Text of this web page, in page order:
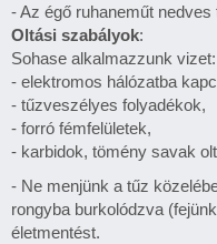
- Az égő ruhaneműt
Oltási szabályok:
Sohase alkalmazzunk vizet:
- elektromos hálózatba
- tűzveszélyes folyadékok,
- forró fémfelületek,
- karbidok, tömény savak
- Ne menjünk a tűz
rongyba burkolódzva
életmentést.